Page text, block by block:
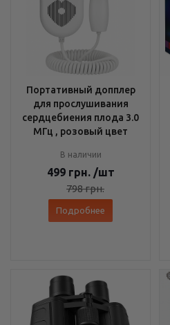
Портативный допплер
для прослушивания
сердцебиения плода 3.0
МГц , розовый цвет
В наличии
499 грн. /шт
798грн.
Подробнее